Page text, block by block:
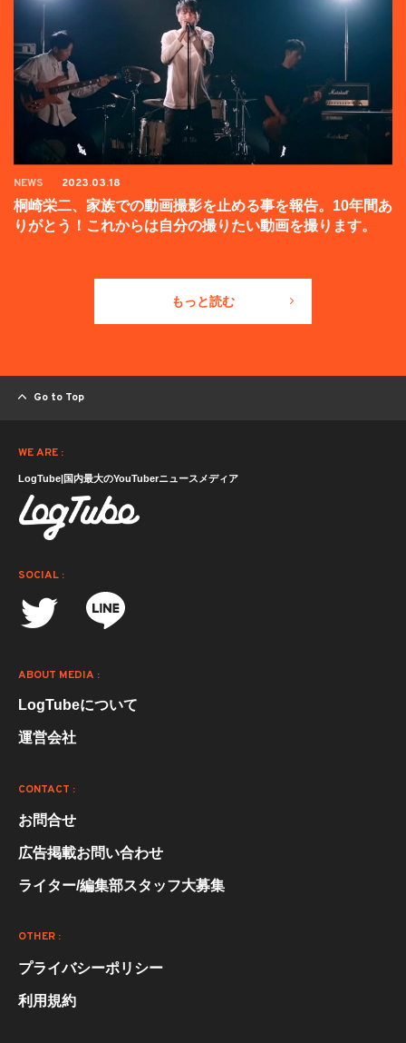
NEWS 2023.03.18
桐崎栄二、家族での動画撮影を止める事を報告。10年間あ
りがとう！これからは自分の撮りたい動画を撮ります。
もっと読む
Go to Top
WE ARE :
LogTube|国内最大のYouTuberニュースメディア
SOCIAL :
ABOUT MEDIA :
LogTubeについて
運営会社
CONTACT :
お問合せ
広告掲載お問い合わせ
ライター/編集部スタッフ大募集
OTHER :
プライバシーポリシー
利用規約